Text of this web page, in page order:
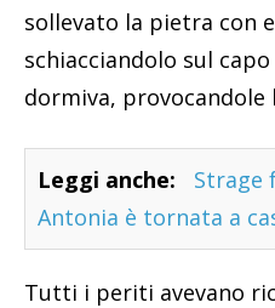
sollevato la pietra con
schiacciandolo sul
dormiva,
Leggi anche:
Strage
Antonia è tornata a
Tutti i periti avevano